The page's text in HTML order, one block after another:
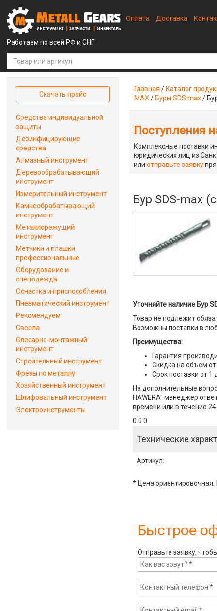
Работаем по всей РФ и СНГ
Оплата Доставка
Главная / Каталог
MAX / Буры SDS max/
Поступления
Комплексные поставки
юридических лиц из
илиотправьте заявку
Бур SDS-max
Уточняйте наличие Бур
Товар не подлежит
Возможны поставки в
Преимущества:
Гарантия
Скидка на объем от
Срок поставки от 1
На дополнительные
HAWERA" менеджер
времени или в течение
0 0 0
Технические
Артикул:
* Цена ориентировочная.
Быстрое
Отправьте заявку,
Скачать прайс
Средства индивидуальной
защиты
Дезинфицирующие
средства
Алмазный инструмент
Деревообрабатывающий
инструмент
Измерительный инструмент
Камнеобрабатывающий
инструмент
Металлорежущий
инструмент
Метчики и плашки
профессиональные
Оборудование и
спецодежда
Оснастка и приспособления
Пневматический инструмент
Рекомендуем
Сверла
Слесарно-монтажный
инструмент
Строительный инструмент
Фрезы по металлу
Хозяйственный инструмент
Шлифовальный инструмент
Электроинструменты